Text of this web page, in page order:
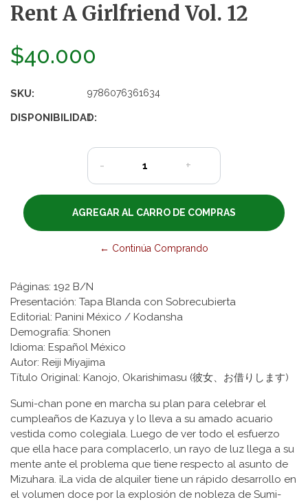
Rent A Girlfriend Vol. 12
$40.000
SKU: 9786076361634
DISPONIBILIDAD:
1
- +
← Continúa Comprando
Páginas: 192 B/N
Presentación: Tapa Blanda con Sobrecubierta
Editorial: Panini México / Kodansha
Demografía: Shonen
Idioma: Español México
Autor: Reiji Miyajima
Título Original: Kanojo, Okarishimasu (彼女、お借りします)
Sumi-chan pone en marcha su plan para celebrar el
cumpleaños de Kazuya y lo lleva a su amado acuario
vestida como colegiala. Luego de ver todo el esfuerzo
que ella hace para complacerlo, un rayo de luz llega a su
mente ante el problema que tiene respecto al asunto de
Mizuhara. ¡La vida de alquiler tiene un rápido desarrollo en
el volumen doce por la explosión de nobleza de Sumi-